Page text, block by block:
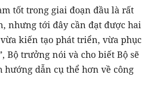
tốt trong giai đoạn đầu là rất
nhưng tới đây cần đạt được hai
vừa kiến tạo phát triển, vừa phục
Bộ trưởng nói và cho biết Bộ sẽ
hướng dẫn cụ thể hơn về công